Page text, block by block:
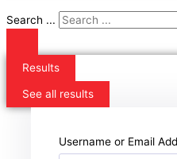
Search ...
Results
See all results
Username or Email